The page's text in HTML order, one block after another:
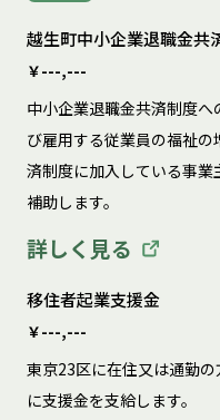
越生町中小企業退職金共
￥---,---
中小企業退職金共済制度
び雇用する従業員の福祉
済制度に加入している事
補助します。
詳しく見る
移住者起業支援金
￥---,---
東京23区に在住又は通勤
に支援金を支給します。